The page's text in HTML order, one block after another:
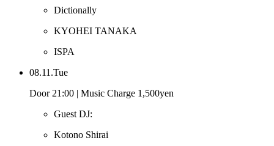
Dictionally
KYOHEI TANAKA
ISPA
08.11.Tue
Door 21:00 | Music Charge 1,500yen
Guest DJ:
Kotono Shirai